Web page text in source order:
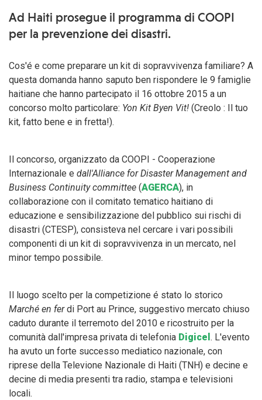
Ad Haiti prosegue il programma di COOPI
per la prevenzione dei disastri.
Cos'é e come preparare un kit di sopravvivenza familiare? A
questa domanda hanno saputo ben rispondere le 9 famiglie
haitiane che hanno partecipato il 16 ottobre 2015 a un
concorso molto particolare: Yon Kit Byen Vit! (Creolo : Il tuo
kit, fatto bene e in fretta!).
Il concorso, organizzato da COOPI - Cooperazione
Internazionale e dall'Alliance for Disaster Management and
Business Continuity committee (AGERCA), in
collaborazione con il comitato tematico haitiano di
educazione e sensibilizzazione del pubblico sui rischi di
disastri (CTESP), consisteva nel cercare i vari possibili
componenti di un kit di sopravvivenza in un mercato, nel
minor tempo possibile.
Il luogo scelto per la competizione é stato lo storico
Marché en ferdi Port au Prince, suggestivo mercato chiuso
caduto durante il terremoto del 2010 e ricostruito per la
comunità dall'impresa privata di telefonia Digicel . L'evento
ha avuto un forte successo mediatico nazionale, con
riprese della Televione Nazionale di Haiti (TNH) e decine e
decine di media presenti tra radio, stampa e televisioni
locali.